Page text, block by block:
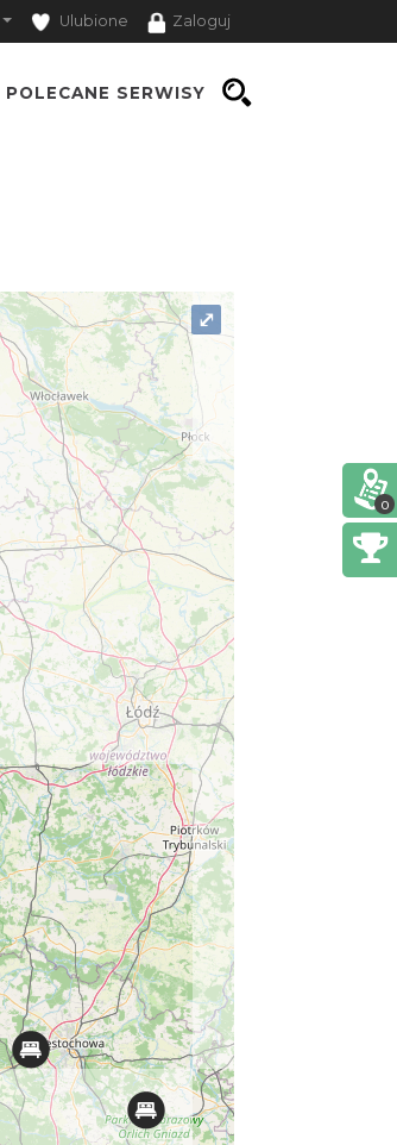
Ulubione Zaloguj
POLECANE SERWISY
⤢
0